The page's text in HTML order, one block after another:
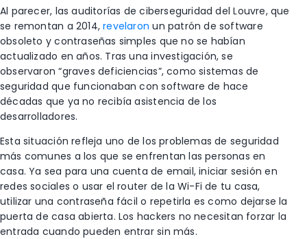
Al parecer, las auditorías de ciberseguridad del Louvre, que
se remontan a 2014,revelaron un patrón de software
obsoleto y contraseñas simples que no se habían
actualizado en años. Tras una investigación, se
observaron “graves deficiencias”, como sistemas de
seguridad que funcionaban con software de hace
décadas que ya no recibía asistencia de los
desarrolladores.
Esta situación refleja uno de los problemas de seguridad
más comunes a los que se enfrentan las personas en
casa. Ya sea para una cuenta de email, iniciar sesión en
redes sociales o usar el router de la Wi-Fi de tu casa,
utilizar una contraseña fácil o repetirla es como dejarse la
puerta de casa abierta. Los hackers no necesitan forzar la
entrada cuando pueden entrar sin más.